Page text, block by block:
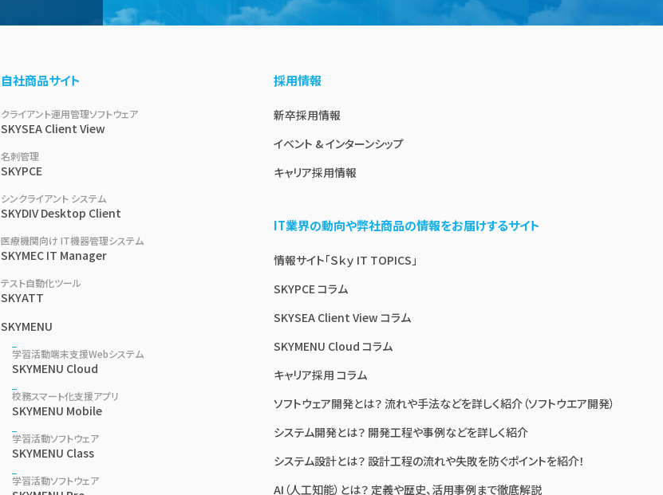
自社商品サイト
クライアント運用管理ソフトウェア
SKYSEA Client View
名刺管理
SKYPCE
シンクライアント システム
SKYDIV Desktop Client
医療機関向け IT機器管理システム
SKYMEC IT Manager
テスト自動化ツール
SKYATT
SKYMENU
学習活動端末支援Webシステム
SKYMENU Cloud
校務スマート化支援アプリ
SKYMENU Mobile
学習活動ソフトウェア
SKYMENU Class
学習活動ソフトウェア
採用情報
新卒採用情報
イベント & インターンシップ
キャリア採用情報
IT業界の動向や弊社商品の情報をお届けするサイト
情報サイト「Ｓｋｙ IT TOPICS」
SKYPCE コラム
SKYSEA Client View コラム
SKYMENU Cloud コラム
キャリア採用 コラム
ソフトウェア開発とは？ 流れや手法などを詳しく紹介（ソフトウエア開発）
システム開発とは？ 開発工程や事例などを詳しく紹介
システム設計とは？ 設計工程の流れや失敗を防ぐポイントを紹介！
AI（人工知能）とは？ 定義や歴史、活用事例まで徹底解説